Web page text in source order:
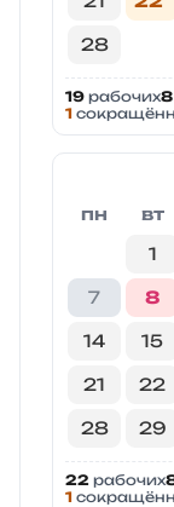
28
19 рабочих8
1
пн вт
1
7 8
14 15
21 22
28 29
22 рабочих
1